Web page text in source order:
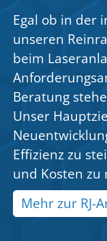
Egal ob in der
unseren
beim
Beratung
Unser
Effizienz zu
und Kosten
Mehr zur RJ-